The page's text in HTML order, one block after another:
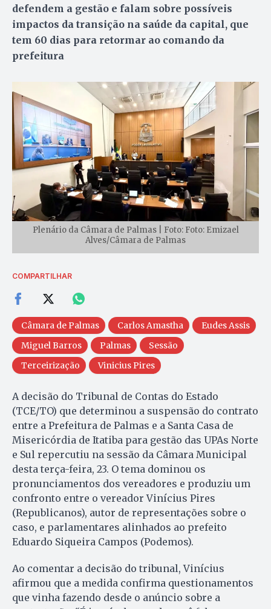
defendem a gestão e falam sobre possíveis
impactos da transição na saúde da capital, que
tem 60 dias para retormar ao comando da
prefeitura
Plenário da Câmara de Palmas | Foto: Foto: Emizael
Alves/Câmara de Palmas
COMPARTILHAR
Câmara de Palmas Carlos Amastha
Eudes Assis
Miguel Barros
Palmas
Sessão
Terceirização
Vinicius Pires
A decisão do Tribunal de Contas do Estado
(TCE/TO) que determinou a suspensão do contrato
entre a Prefeitura de Palmas e a Santa Casa de
Misericórdia de Itatiba para gestão das UPAs Norte
e Sul repercutiu na sessão da Câmara Municipal
desta terça-feira, 23. O tema dominou os
pronunciamentos dos vereadores e produziu um
confronto entre o vereador Vinícius Pires
(Republicanos), autor de representações sobre o
caso, e parlamentares alinhados ao prefeito
Eduardo Siqueira Campos (Podemos).
Ao comentar a decisão do tribunal, Vinícius
afirmou que a medida confirma questionamentos
que vinha fazendo desde o anúncio sobre a